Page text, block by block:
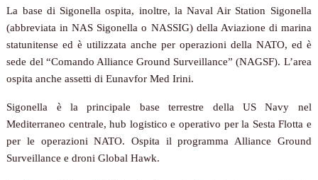
La base di Sigonella ospita, inoltre, la Naval Air Station Sigonella
(abbreviata in NAS Sigonella o NASSIG) della Aviazione di marina
statunitense ed è utilizzata anche per operazioni della NATO, ed è
sede del “Comando Alliance Ground Surveillance” (NAGSF). L’area
ospita anche assetti di Eunavfor Med Irini.
Sigonella è la principale base terrestre della US Navy nel
Mediterraneo centrale, hub logistico e operativo per la Sesta Flotta e
per le operazioni NATO. Ospita il programma Alliance Ground
Surveillance e droni Global Hawk.